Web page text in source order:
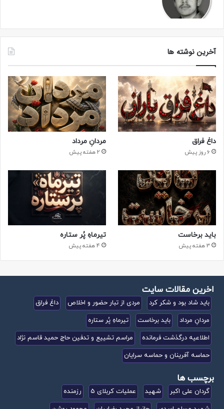
آخرین نوشته ها
داغ فراق
6 روز پیش
مردانِ مرداد
2 هفته پیش
باید برخاست
3 هفته پیش
تیرماهِ پُر ستاره
4 هفته پیش
اخرین مقالات سایت
باید شاد بود و شکر کرد مردی از تبار حضور و اخلاص
داغ فراق
مردانِ مرداد
باید برخاست
تیرماهِ پُر ستاره
اطلاعیه درگذشت فرمانده
مراسم تشییع و تدفین حاج حمید قاسم نژاد
حماسه آفرینان و حماسه سرایان
برچسب ها
گردان علی اکبر شهید عملیات کربلای 5
رزمنده